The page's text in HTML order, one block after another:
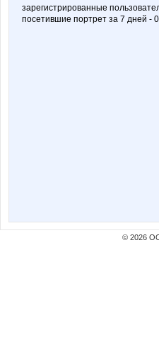
зарегистрированные
посетившие портрет за 7 дней - 0
© 2026